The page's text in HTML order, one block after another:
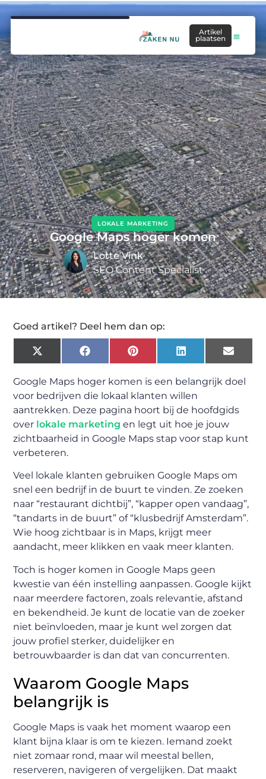
Artikel
plaatsen
LOKALE MARKETING
Google Maps hoger komen
Lotte Vink
SEO Content Specialist
Goed artikel? Deel hem dan op:
X
(Twitter)
FacebookPinterestLinkedIn Email
Google Maps hoger komen is een belangrijk doel
voor bedrijven die lokaal klanten willen
aantrekken. Deze pagina hoort bij de hoofdgids
over lokale marketing en legt uit hoe je jouw
zichtbaarheid in Google Maps stap voor stap kunt
verbeteren.
Veel lokale klanten gebruiken Google Maps om
snel een bedrijf in de buurt te vinden. Ze zoeken
naar “restaurant dichtbij”, “kapper open vandaag”,
“tandarts in de buurt” of “klusbedrijf Amsterdam”.
Wie hoog zichtbaar is in Maps, krijgt meer
aandacht, meer klikken en vaak meer klanten.
Toch is hoger komen in Google Maps geen
kwestie van één instelling aanpassen. Google kijkt
naar meerdere factoren, zoals relevantie, afstand
en bekendheid. Je kunt de locatie van de zoeker
niet beïnvloeden, maar je kunt wel zorgen dat
jouw profiel sterker, duidelijker en
betrouwbaarder is dan dat van concurrenten.
Waarom Google Maps
belangrijk is
Google Maps is vaak het moment waarop een
klant bijna klaar is om te kiezen. Iemand zoekt
niet zomaar rond, maar wil meestal bellen,
reserveren, navigeren of vergelijken. Dat maakt